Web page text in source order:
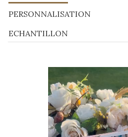
PERSONNALISATION
ECHANTILLON